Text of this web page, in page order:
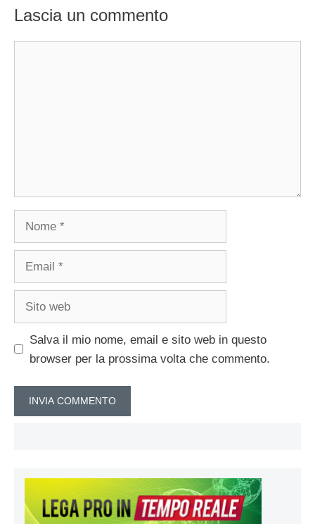
Lascia un commento
Nome
Email
Sito
Salva il mio nome, email e sito web in questo
browser per la prossima volta che commento.